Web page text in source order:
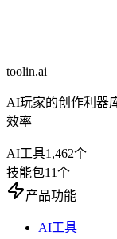
toolin.ai
AI玩家的创作利器
效率
AI工具1,462个
技能包11个
产品功能
AI工具